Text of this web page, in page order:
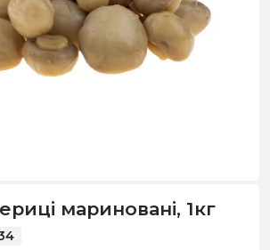
мариновані, 1кг